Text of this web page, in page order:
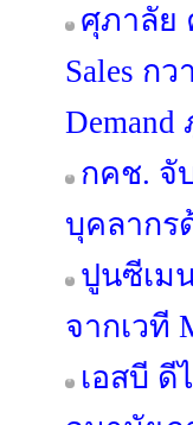
ศุภาลัย
Sales ก
Demand
กคช. จั
บุคลากร
ปูนซีเม
จากเวที
เอสบี